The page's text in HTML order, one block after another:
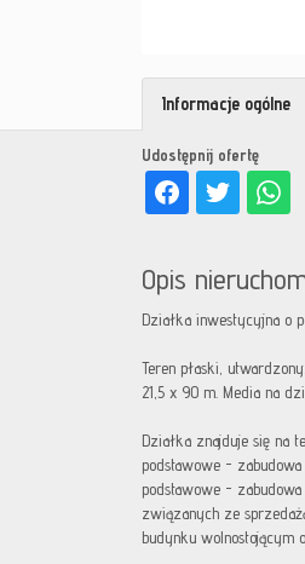
Udostępnij ofertę
Informacje ogólne
Opis
Działka inwestycyjna o
Teren płaski,
21,5 x 90 m. Media na
Działka znajduje się na
podstawowe -
podstawowe -
związanych ze
budynku wolnostojącym